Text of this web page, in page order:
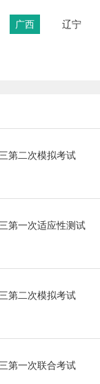
广西 辽宁
第二次模拟考试
第一次适应性测试
第二次模拟考试
第一次联合考试